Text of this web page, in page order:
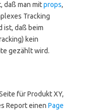
daß man mitprops,
Tracking
ist, daß beim
kein
gezählt wird.
für Produkt XY,
Report einen Page